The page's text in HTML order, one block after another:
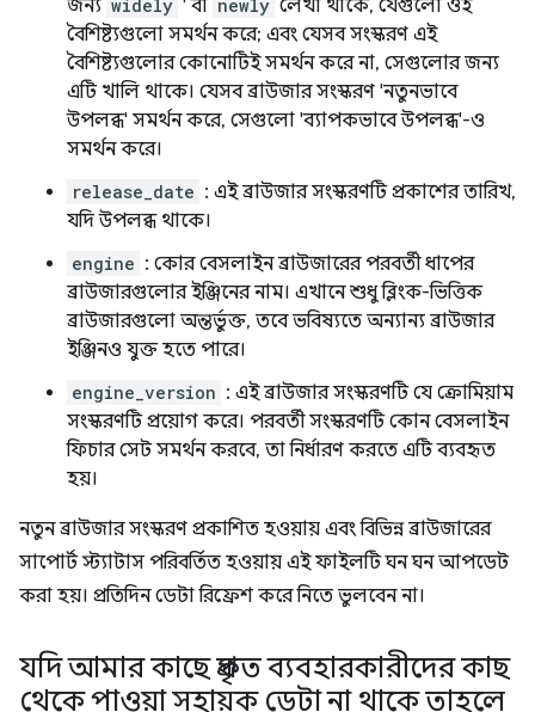
জন্য widely ' বা newly লেখা থাকে, যেগুলো ওই
বৈশিষ্ট্যগুলো সমর্থন করে; এবং যেসব সংস্করণ এই
বৈশিষ্ট্যগুলোর কোনোটিই সমর্থন করে না, সেগুলোর জন্য
এটি খালি থাকে। যেসব ব্রাউজার সংস্করণ 'নতুনভাবে
উপলব্ধ' সমর্থন করে, সেগুলো 'ব্যাপকভাবে উপলব্ধ'-ও
সমর্থন করে।
release_date : এই ব্রাউজার সংস্করণটি প্রকাশের তারিখ,
যদি উপলব্ধ থাকে।
engine : কোর বেসলাইন ব্রাউজারের পরবর্তী ধাপের
ব্রাউজারগুলোর ইঞ্জিনের নাম। এখানে শুধু ব্লিংক-ভিত্তিক
ব্রাউজারগুলো অন্তর্ভুক্ত, তবে ভবিষ্যতে অন্যান্য ব্রাউজার
ইঞ্জিনও যুক্ত হতে পারে।
engine_version : এই ব্রাউজার সংস্করণটি যে ক্রোমিয়াম
সংস্করণটি প্রয়োগ করে। পরবর্তী সংস্করণটি কোন বেসলাইন
ফিচার সেট সমর্থন করবে, তা নির্ধারণ করতে এটি ব্যবহৃত
হয়।
নতুন ব্রাউজার সংস্করণ প্রকাশিত হওয়ায় এবং বিভিন্ন ব্রাউজারের
সাপোর্ট স্ট্যাটাস পরিবর্তিত হওয়ায় এই ফাইলটি ঘন ঘন আপডেট
করা হয়। প্রতিদিন ডেটা রিফ্রেশ করে নিতে ভুলবেন না।
যদি আমার কাছে প্রকৃত ব্যবহারকারীদের কাছ
থেকে পাওয়া সহায়ক ডেটা না থাকে তাহলে